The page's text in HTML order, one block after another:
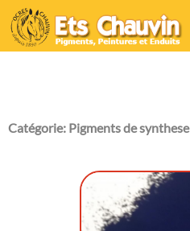
Catégorie: Pigments de synthese